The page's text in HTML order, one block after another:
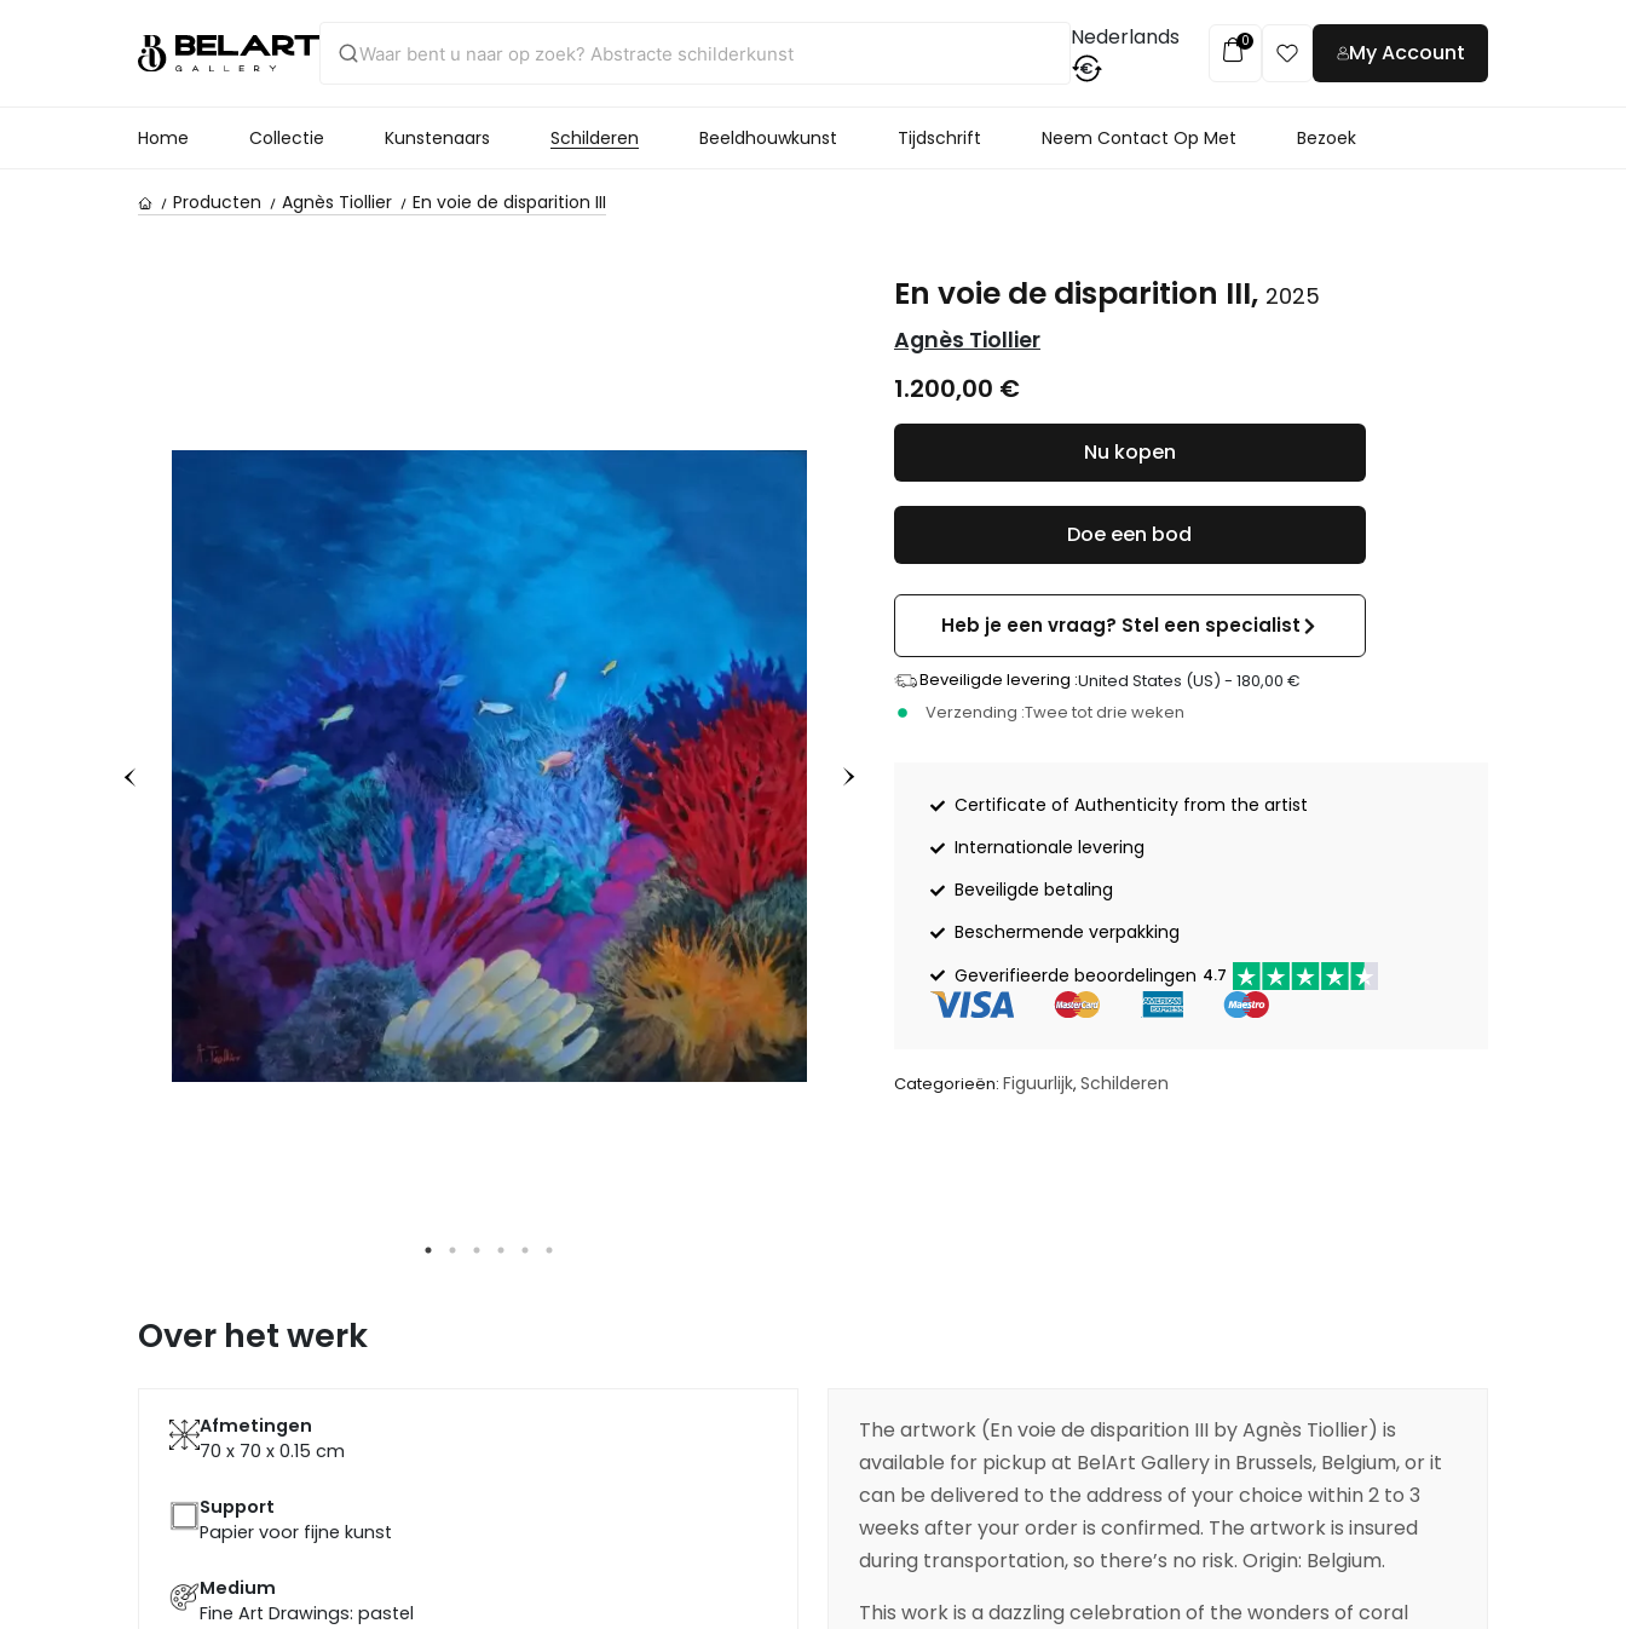
Nederlands
€
0 My Account
Home Collectie Kunstenaars Schilderen Beeldhouwkunst Tijdschrift Neem Contact Op Met Bezoek
Producten Agnès Tiollier En voie de disparition III
En voie de disparition III, 2025
Agnès Tiollier
1.200,00 €
Doe een bod
Heb je een vraag? Stel een specialist
Beveiligde levering :United States (US) -180,00€
Verzending :Twee tot drie weken
Certificate of Authenticity from the artist
Internationale levering
Beveiligde betaling
Beschermende verpakking
Geverifieerde beoordelingen 4.7
Categorieën: Figuurlijk, Schilderen
Nu kopen
Over het werk
Afmetingen
70 x 70 x 0.15 cm
Support
Papier voor fijne kunst
Medium
Fine Art Drawings: pastel
The artwork (En voie de disparition III by Agnès Tiollier) is
available for pickup at BelArt Gallery in Brussels, Belgium, or it
can be delivered to the address of your choice within 2 to 3
weeks after your order is confirmed. The artwork is insured
during transportation, so there’s no risk. Origin: Belgium.
This work is a dazzling celebration of the wonders of coral